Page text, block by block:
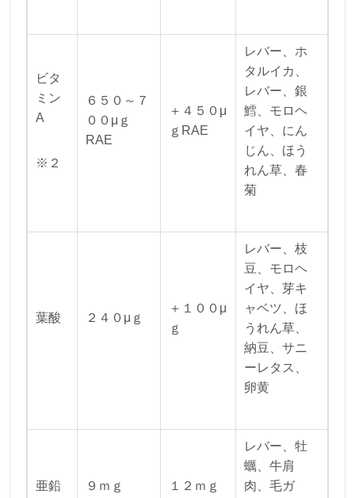
ビタ
ミン
A
※２
６５０～７
００μｇ
RAE
＋４５０μ
ｇRAE
レバー、ホ
タルイカ、
レバー、銀
鱈、モロヘ
イヤ、にん
じん、ほう
れん草、春
菊
葉酸 ２４０μｇ
＋１００μ
ｇ
レバー、枝
豆、モロヘ
イヤ、芽キ
ャベツ、ほ
うれん草、
納豆、サニ
ーレタス、
卵黄
亜鉛 ９ｍｇ １２ｍｇ
レバー、牡
蠣、牛肩
肉、毛ガ